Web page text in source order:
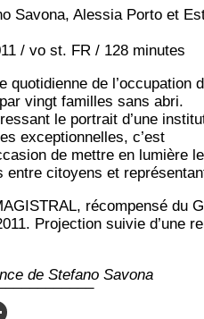
Savo­na, Ales­sia Por­to et
/ vo st. FR / 128 minutes
quo­ti­dienne de l’oc­cu­pa­tion
vingt familles sans abri.
le por­trait d’une
excep­tion­nelles, c’est
de mettre en lumière
entre citoyens et
récom­pen­sé du
Pro­jec­tion sui­vie d’une
de Ste­fa­no Savona